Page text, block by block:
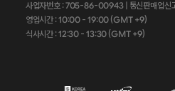
사업자번호 : 705-86-00943| 통신판매업
영업시간 : 10:00 - 19:00 (GMT +9)
식사시간 : 12:30 - 13:30 (GMT +9)